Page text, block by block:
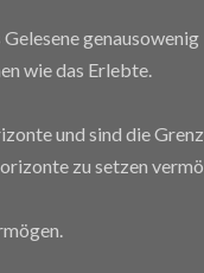
genausowenig
wie das Erlebte.
und sind die
zu setzen